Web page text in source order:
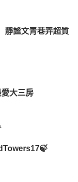
靜謐文青巷弄超質
愛大三房